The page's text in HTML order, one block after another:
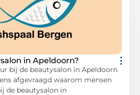
in Apeldoorn?
bij de beautysalon in Apeldoorn
afgevraagd waarom mensen
de beautysalon in